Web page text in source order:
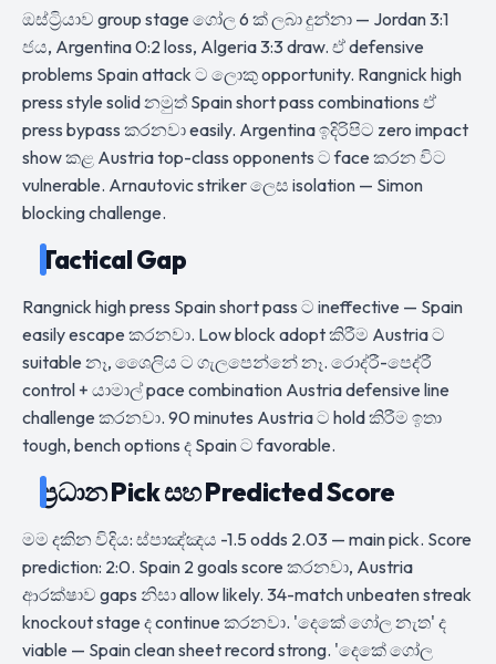
ඔස්ට්‍රියාව group stage ගෝල 6 ක් ලබා දුන්නා — Jordan 3:1
ජය, Argentina 0:2 loss, Algeria 3:3 draw. ඒ defensive
problems Spain attack ට ලොකු opportunity. Rangnick high
press style solid නමුත් Spain short pass combinations ඒ
press bypass කරනවා easily. Argentina ඉදිරිපිට zero impact
show කළ Austria top-class opponents ට face කරන විට
vulnerable. Arnautovic striker ලෙස isolation — Simon
blocking challenge.
Tactical Gap
Rangnick high press Spain short pass ට ineffective — Spain
easily escape කරනවා. Low block adopt කිරීම Austria ට
suitable නෑ, ශෛලිය ට ගැලපෙන්නේ නෑ. රොද්රී-පෙද්රී
control + යාමාල් pace combination Austria defensive line
challenge කරනවා. 90 minutes Austria ට hold කිරීම ඉතා
tough, bench options ද Spain ට favorable.
ප්‍රධාන Pick සහ Predicted Score
මම දකින විදිය: ස්පාඤ්ඤය -1.5 odds 2.03 — main pick. Score
prediction: 2:0. Spain 2 goals score කරනවා, Austria
ආරක්ෂාව gaps නිසා allow likely. 34-match unbeaten streak
knockout stage ද continue කරනවා. 'දෙකේ ගෝල නැත' ද
viable — Spain clean sheet record strong. 'දෙකේ ගෝල